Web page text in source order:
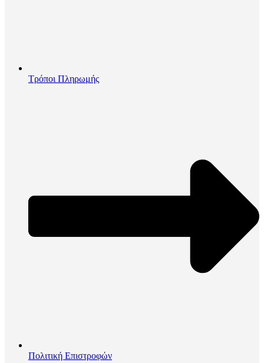
Τρόποι Πληρωμής
Πολιτική Επιστροφών